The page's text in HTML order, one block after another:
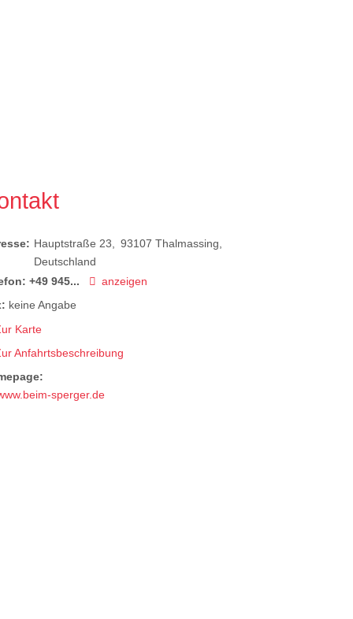
Hauptstraße 23 93107 Thalmassing
Deutschland
+49 945...
anzeigen
keine Angabe
Karte
Anfahrtsbeschreibung
sperger.de